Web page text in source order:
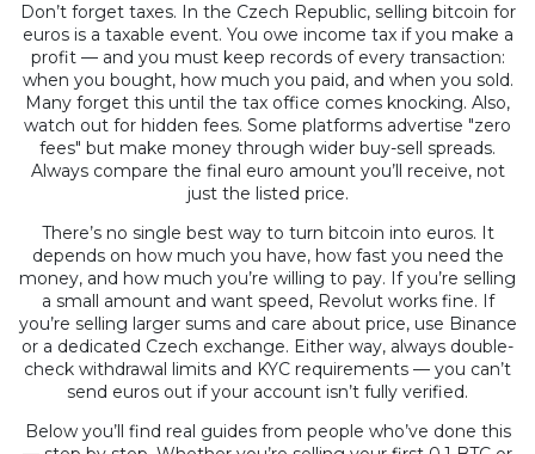
Don’t forget taxes. In the Czech Republic, selling bitcoin for
euros is a taxable event. You owe income tax if you make a
profit — and you must keep records of every transaction:
when you bought, how much you paid, and when you sold.
Many forget this until the tax office comes knocking. Also,
watch out for hidden fees. Some platforms advertise "zero
fees" but make money through wider buy-sell spreads.
Always compare the final euro amount you’ll receive, not
just the listed price.
There’s no single best way to turn bitcoin into euros. It
depends on how much you have, how fast you need the
money, and how much you’re willing to pay. If you’re selling
a small amount and want speed, Revolut works fine. If
you’re selling larger sums and care about price, use Binance
or a dedicated Czech exchange. Either way, always double-
check withdrawal limits and KYC requirements — you can’t
send euros out if your account isn’t fully verified.
Below you’ll find real guides from people who’ve done this